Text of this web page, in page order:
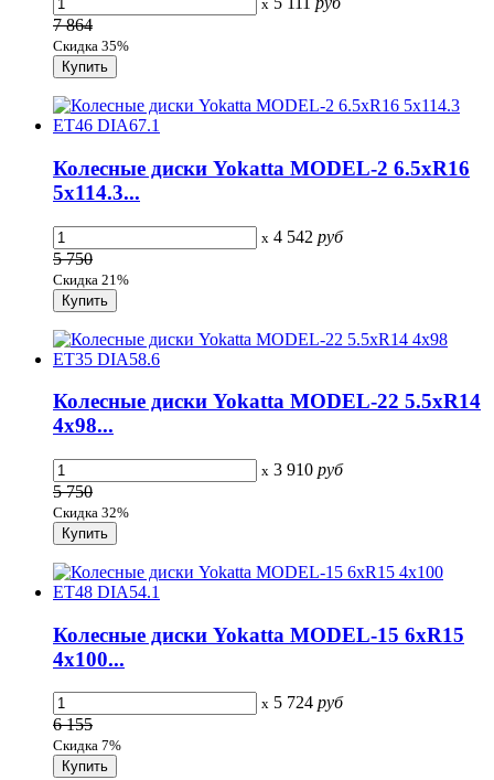
x
7 864
Скидка 35%
Колесные диски Yokatta MODEL-2 6.5xR16
5x114.3...
x 4 542 руб
5 750
Скидка 21%
Колесные диски Yokatta MODEL-22 5.5xR14
4x98...
x 3 910 руб
5 750
Скидка 32%
Колесные диски Yokatta MODEL-15 6xR15
4x100...
x 5 724 руб
6 155
Скидка 7%